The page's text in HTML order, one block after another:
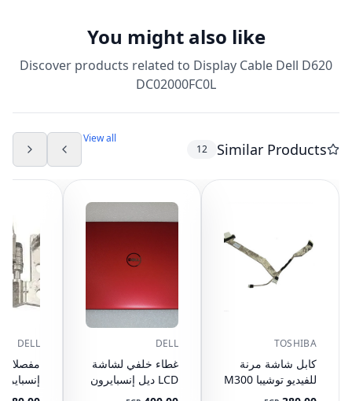
You might also like
Discover products related to Display Cable Dell D620
DC02000FC0L
Similar Products
12
View all
TOSHIBA
كابل شاشة مرنة
للفيديو توشيبا M300
M305 L310 L311
DELL
غطاء خلفي لشاشة
LCD ديل إنسبايرون
1545 باللون الأحمر
DELL
مفصلات